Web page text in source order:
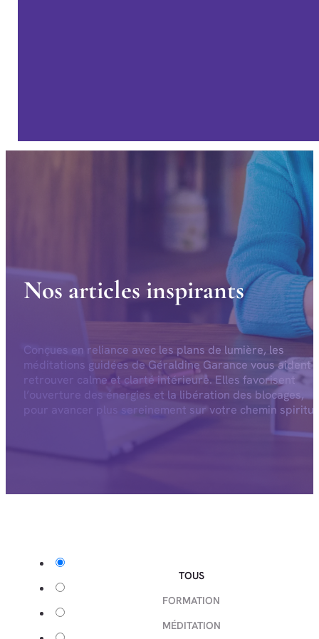
Nos articles inspirants
Conçues en reliance avec les plans de lumière, les
méditations guidées de Géraldine Garance vous aident
retrouver calme et clarté intérieure. Elles favorisent
l’ouverture des énergies et la libération des blocages,
pour avancer plus sereinement sur votre chemin
TOUS
FORMATION
MÉDITATION